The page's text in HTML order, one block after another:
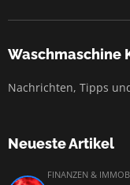
Waschmaschine
Nachrichten, Tipps
Neueste Artikel
FINANZEN &